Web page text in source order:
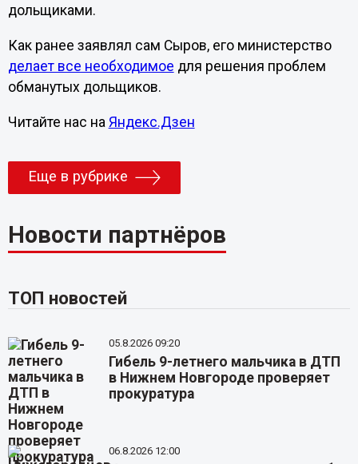
дольщиками.
Как ранее заявлял сам Сыров, его министерство
делает все необходимое для решения проблем
обманутых дольщиков.
Читайте нас на Яндекс.Дзен
Еще в рубрике
Новости партнёров
ТОП новостей
05.8.2026 09:20
Гибель 9-летнего мальчика в ДТП
в Нижнем Новгороде проверяет
прокуратура
06.8.2026 12:00